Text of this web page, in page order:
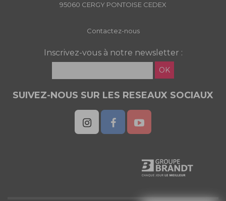
95060 CERGY PONTOISE CEDEX
Contactez-nous
Inscrivez-vous à notre newsletter :
OK
SUIVEZ-NOUS SUR LES RESEAUX SOCIAUX